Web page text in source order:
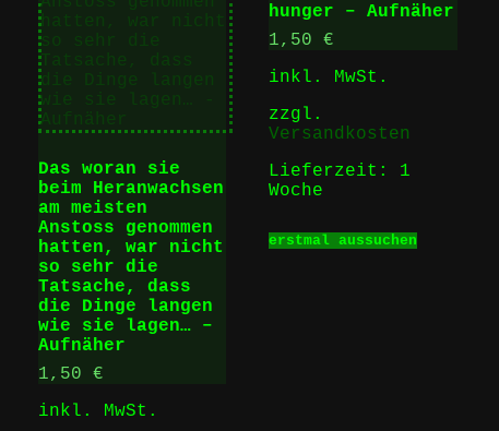
Das woran sie
beim Heranwachsen
am meisten
Anstoss genommen
hatten, war nicht
so sehr die
Tatsache, dass
die Dinge langen
wie sie lagen… –
Aufnäher
1,50 €
inkl. MwSt.
hunger – Aufnäher
1,50€
inkl. MwSt.
zzgl.
Versandkosten
Lieferzeit: 1
Woche
erstmal aussuchenProdukt